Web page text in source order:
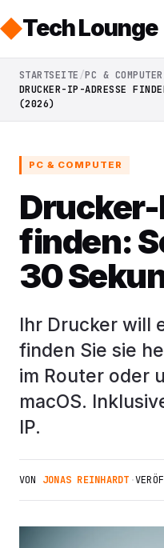
Tech Lounge
STARTSEITE PC & COMPUTER
DRUCKER-IP-ADRESSE
(2026)
PC & COMPUTER
finden:
30
Ihr Drucker will
finden Sie sie
im Router oder
macOS.
IP.
VON JONAS REINHARDT ·